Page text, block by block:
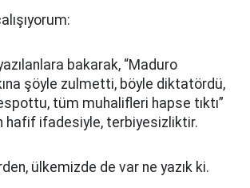
bakarak, “Maduro
şöyle zulmetti, böyle diktatördü,
tüm muhalifleri hapse tıktı”
hafif ifadesiyle, terbiyesizliktir.
ülkemizde de var ne yazık ki.